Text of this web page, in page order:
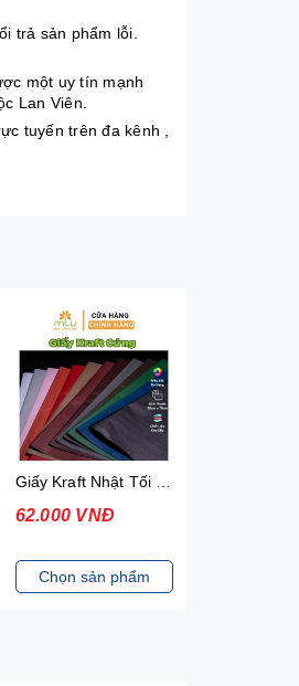
trả sản phẩm lỗi.
một uy tín mạnh
Lan Viên.
tuyến trên đa kênh ,
62.000 VNĐ
Chọn sản phẩm